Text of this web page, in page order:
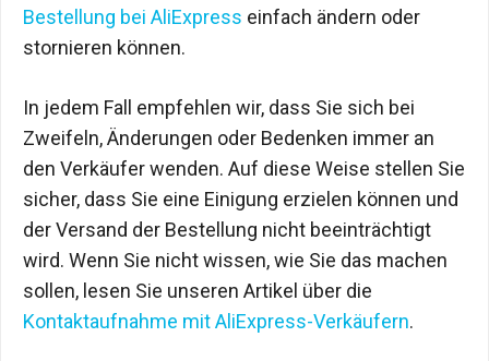
Bestellung bei AliExpress einfach ändern oder
stornieren können.
In jedem Fall empfehlen wir, dass Sie sich bei
Zweifeln, Änderungen oder Bedenken immer an
den Verkäufer wenden. Auf diese Weise stellen Sie
sicher, dass Sie eine Einigung erzielen können und
der Versand der Bestellung nicht beeinträchtigt
wird. Wenn Sie nicht wissen, wie Sie das machen
sollen, lesen Sie unseren Artikel über die
Kontaktaufnahme mit AliExpress-Verkäufern.